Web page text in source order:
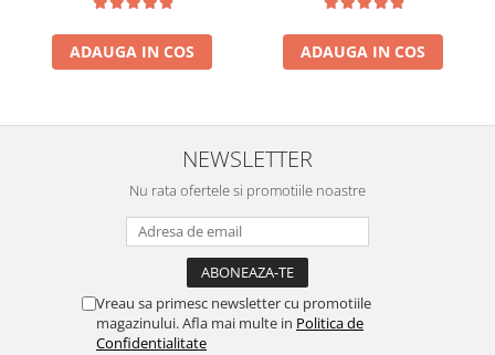
ADAUGA IN COS ADAUGA IN COS
NEWSLETTER
Nu rata ofertele si promotiile noastre
Vreau sa primesc newsletter cu promotiile
magazinului. Afla mai multe in Politica de
Confidentialitate